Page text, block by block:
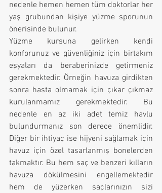
nedenle hemen hemen tüm doktorlar her
yaş grubundan kişiye yüzme sporunun
önerisinde bulunur.
Yüzme kursuna gelirken kendi
konforunuz ve güvenliğiniz için birtakım
eşyaları da beraberinizde getirmeniz
gerekmektedir. Örneğin havuza girdikten
sonra hasta olmamak için çıkar çıkmaz
kurulanmamız gerekmektedir. Bu
nedenle en az iki adet temiz havlu
bulundurmanız son derece önemlidir.
Diğer bir ihtiyaç ise hijyeni sağlamak için
havuz için özel tasarlanmış bonelerden
takmaktır. Bu hem saç ve benzeri kılların
havuza dökülmesini engellemektedir
hem de yüzerken saçlarınızın sizi